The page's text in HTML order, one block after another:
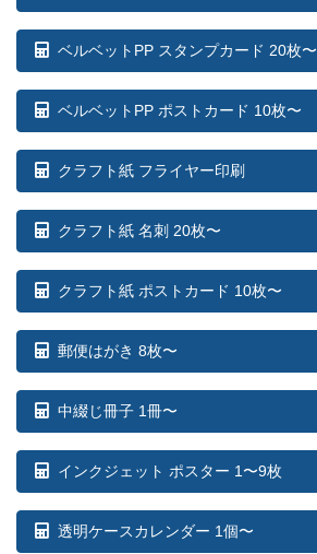
ベルベットPP スタンプカード 20枚〜
ベルベットPP ポストカード 10枚〜
クラフト紙 フライヤー印刷
クラフト紙 名刺 20枚〜
クラフト紙 ポストカード 10枚〜
郵便はがき 8枚〜
中綴じ冊子 1冊〜
インクジェット ポスター 1〜9枚
透明ケースカレンダー 1個〜